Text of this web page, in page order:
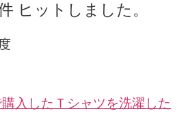
ヒットしました。
入したＴシャツを洗濯した